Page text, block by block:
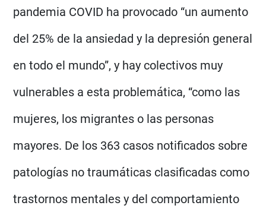
pandemia COVID ha provocado “un aumento
del 25% de la ansiedad y la depresión general
en todo el mundo”, y hay colectivos muy
vulnerables a esta problemática, “como las
mujeres, los migrantes o las personas
mayores. De los 363 casos notificados sobre
patologías no traumáticas clasificadas como
trastornos mentales y del comportamiento